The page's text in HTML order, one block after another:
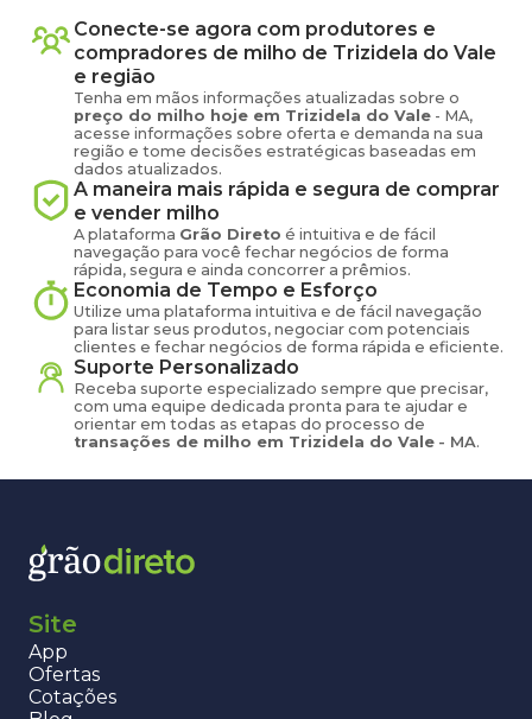
Conecte-se agora com produtores e
compradores de milho de Trizidela do Vale
e região
Tenha em mãos informações atualizadas sobre o
preço do milho hoje em Trizidela do Vale - MA,
acesse informações sobre oferta e demanda na sua
região e tome decisões estratégicas baseadas em
dados atualizados.
A maneira mais rápida e segura de comprar
e vender milho
A plataforma Grão Direto é intuitiva e de fácil
navegação para você fechar negócios de forma
rápida, segura e ainda concorrer a prêmios.
Economia de Tempo e Esforço
Utilize uma plataforma intuitiva e de fácil navegação
para listar seus produtos, negociar com potenciais
clientes e fechar negócios de forma rápida e eficiente.
Suporte Personalizado
Receba suporte especializado sempre que precisar,
com uma equipe dedicada pronta para te ajudar e
orientar em todas as etapas do processo de
transações de milho em Trizidela do Vale - MA.
Site
App
Ofertas
Cotações